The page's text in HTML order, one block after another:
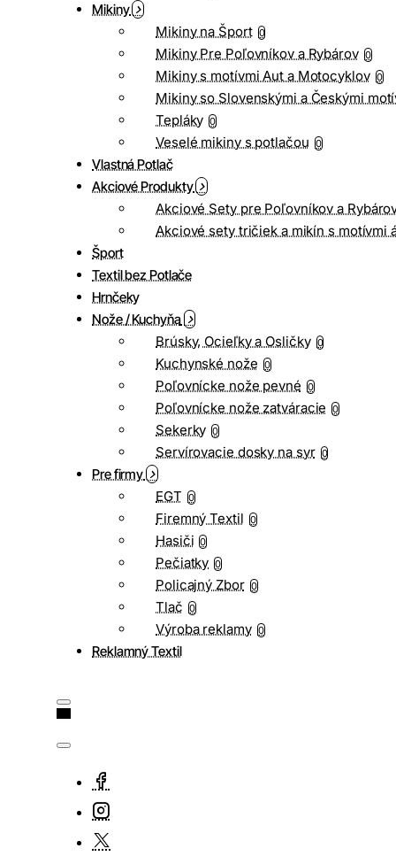
Mikiny
Mikiny na Šport 0
Mikiny Pre Poľovníkov a Rybárov 0
Mikiny s motívmi Aut a Motocyklov 0
Mikiny so Slovenskými a Českými
Tepláky 0
Veselé mikiny s potlačou 0
Vlastná Potlač
Akciové Produkty
Akciové Sety pre Poľovníkov a
Akciové sety tričiek a mikín s motívmi
Šport
Textil bez Potlače
Hrnčeky
Nože / Kuchyňa
Brúsky, Ocieľky a Osličky 0
Kuchynské nože 0
Poľovnícke nože pevné 0
Poľovnícke nože zatváracie 0
Sekerky 0
Servírovacie dosky na syr 0
Pre firmy
EGT 0
Firemný Textil 0
Hasiči 0
Pečiatky 0
Policajný Zbor 0
Tlač 0
Výroba reklamy 0
Reklamný Textil